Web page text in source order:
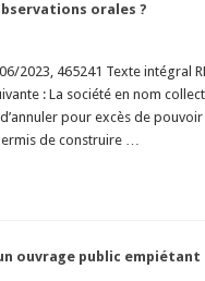
orales ?
2023, 465241 Texte intégral
: La société en nom
pour excès de
de construire …
ouvrage public